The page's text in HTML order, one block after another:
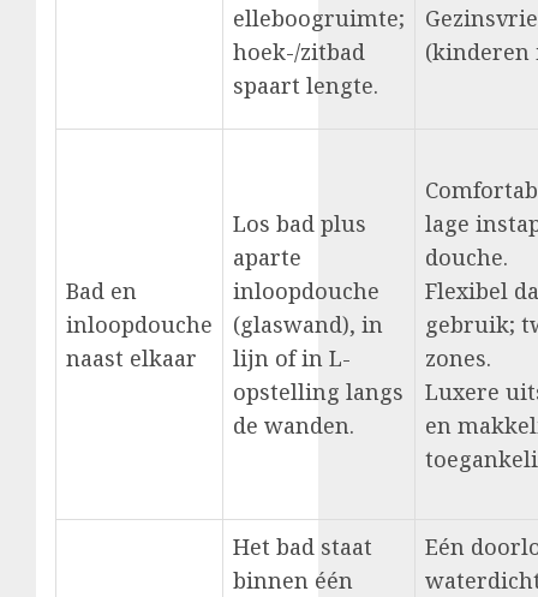
elleboogruimte;
hoek-/zitbad
spaart lengte.
(kinderen
Bad en
inloopdouche
naast elkaar
Los bad plus
aparte
inloopdouche
(glaswand), in
lijn of in L-
opstelling langs
de wanden.
lage
douche.
Flexibel
gebruik;
zones.
Luxere
en
Het bad staat
binnen één
Eén